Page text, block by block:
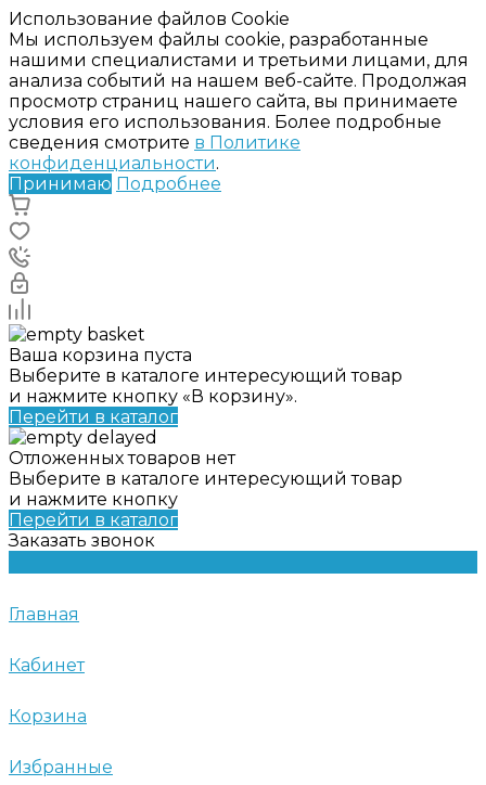
Использование файлов Cookie
Мы используем файлы cookie, разработанные
нашими специалистами и третьими лицами, для
анализа событий на нашем веб-сайте. Продолжая
просмотр страниц нашего сайта, вы принимаете
условия его использования. Более подробные
сведения смотрите в Политике
конфиденциальности.
Принимаю Подробнее
Ваша корзина пуста
Выберите в каталоге интересующий товар
и нажмите кнопку «В корзину».
Перейти в каталог
Отложенных товаров нет
Выберите в каталоге интересующий товар
и нажмите кнопку
Перейти в каталог
Заказать звонок
Главная
Кабинет
Корзина
Избранные